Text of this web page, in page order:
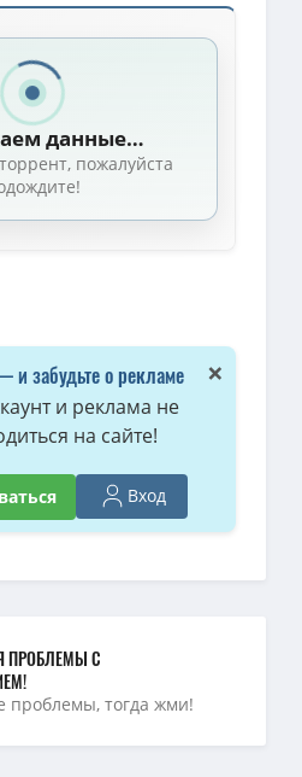
данные…
пожалуйста
×
и забудьте о рекламе
и реклама не
на сайте!
Вход
ПРОБЛЕМЫ С
проблемы, тогда жми!